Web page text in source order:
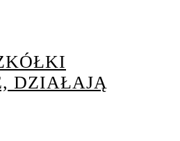
DZIAŁAJĄ